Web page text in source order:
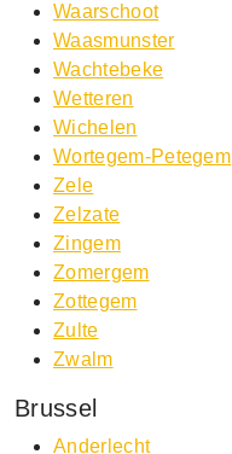
Waarschoot
Waasmunster
Wachtebeke
Wetteren
Wichelen
Wortegem-Petegem
Zele
Zelzate
Zingem
Zomergem
Zottegem
Zulte
Zwalm
Brussel
Anderlecht